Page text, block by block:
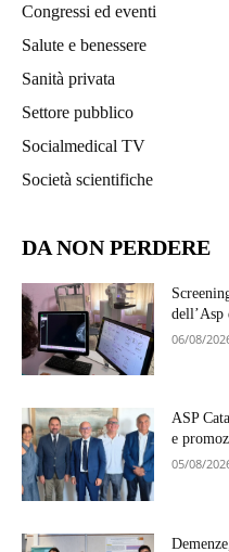
Congressi ed eventi
Salute e benessere
Sanità privata
Settore pubblico
Socialmedical TV
Società scientifiche
DA NON PERDERE
dell’Asp
06/08/
ASP
e
05/08/